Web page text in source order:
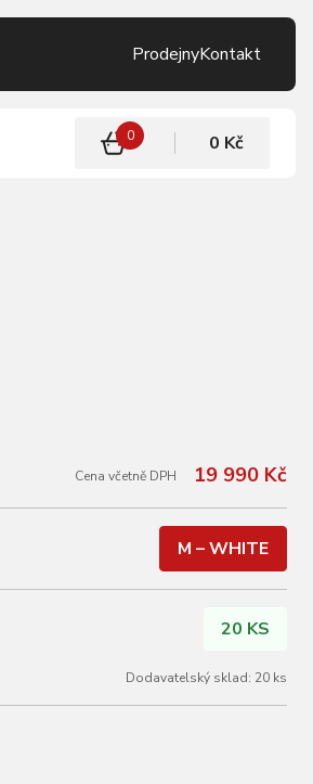
ProdejnyKontakt
0 0 Kč
Cena včetně DPH 19 990 Kč
M – WHITE
20 KS
Dodavatelský sklad: 20 ks